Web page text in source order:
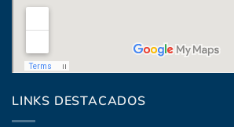
Coronel Raíz 1322, esq. Máximo
LINKS DESTACADOS